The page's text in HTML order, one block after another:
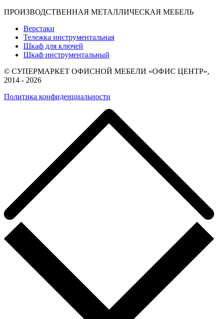
ПРОИЗВОДСТВЕННАЯ МЕТАЛЛИЧЕСКАЯ МЕБЕЛЬ
Верстаки
Тележка инструментальная
Шкаф для ключей
Шкаф инструментальный
© СУПЕРМАРКЕТ ОФИСНОЙ МЕБЕЛИ «ОФИС ЦЕНТР»,
2014 - 2026
Политика конфиденциальности